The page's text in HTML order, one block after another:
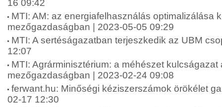
16 09:42
MTI: AM: az energiafelhasználás optimalizálása
mezőgazdaságban | 2023-05-05 09:29
MTI: A sertéságazatban terjeszkedik az UBM
12:07
MTI: Agrárminisztérium: a méhészet kulcságazat
mezőgazdaságban | 2023-02-24 09:08
ferwant.hu: Minőségi kéziszerszámok örökélet
02-17 12:30